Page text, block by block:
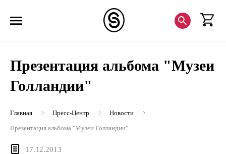
Презентация альбома "Музеи
Голландии"
Главная Пресс-Центр
Новости
Презентация альбома "Музеи Голландии"
17.12.2013